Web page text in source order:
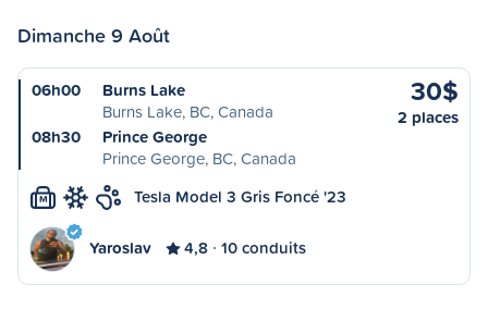
Dimanche 9 Août
06h00
Burns Lake
Burns Lake, BC, Canada
08h30
Prince George
Prince George, BC, Canada
30$
2 places
M Tesla Model 3 Gris Foncé '23
Yaroslav 4,8 10 conduits